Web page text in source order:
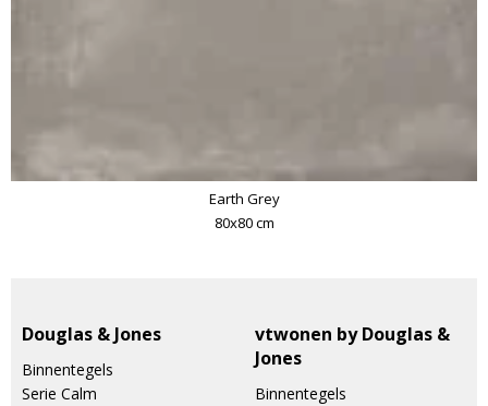
Earth Grey
80x80 cm
Douglas & Jones
Binnentegels
Serie Calm
vtwonen by Douglas &
Jones
Binnentegels